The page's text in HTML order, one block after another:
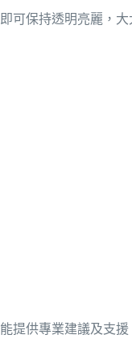
可保持透明亮麗，
提供專業建議及支